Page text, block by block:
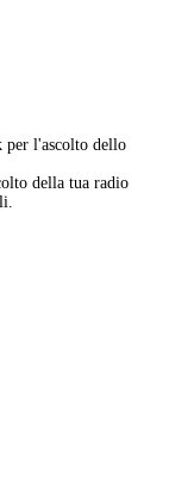
l'ascolto dello
della tua radio